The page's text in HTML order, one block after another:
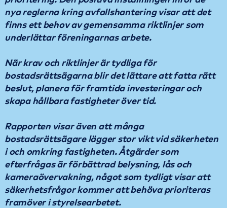
nya reglerna kring avfallshantering visar att det
finns ett behov av gemensamma riktlinjer som
underlättar föreningarnas arbete.
När krav och riktlinjer är tydliga för
bostadsrättsägarna blir det lättare att fatta rätt
beslut, planera för framtida investeringar och
skapa hållbara fastigheter över tid.
Rapporten visar även att många
bostadsrättsägare lägger stor vikt vid säkerheten
i och omkring fastigheten. Åtgärder som
efterfrågas är förbättrad belysning, lås och
kameraövervakning, något som tydligt visar att
säkerhetsfrågor kommer att behöva prioriteras
framöver i styrelsearbetet.